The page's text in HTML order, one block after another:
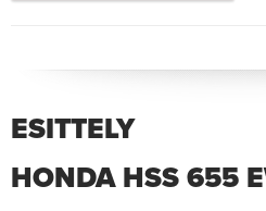
ESITTELY
HONDA HSS 655